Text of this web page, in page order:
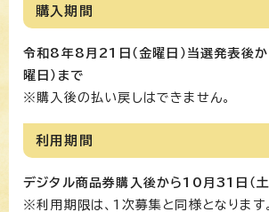
購入期間
令和8年8月21日（金曜日）当選発表後
曜日）まで
※購入後の払い戻しはできません。
利用期間
デジタル商品券購入後から10月31日（土
※利用期限は、1次募集と同様となります。